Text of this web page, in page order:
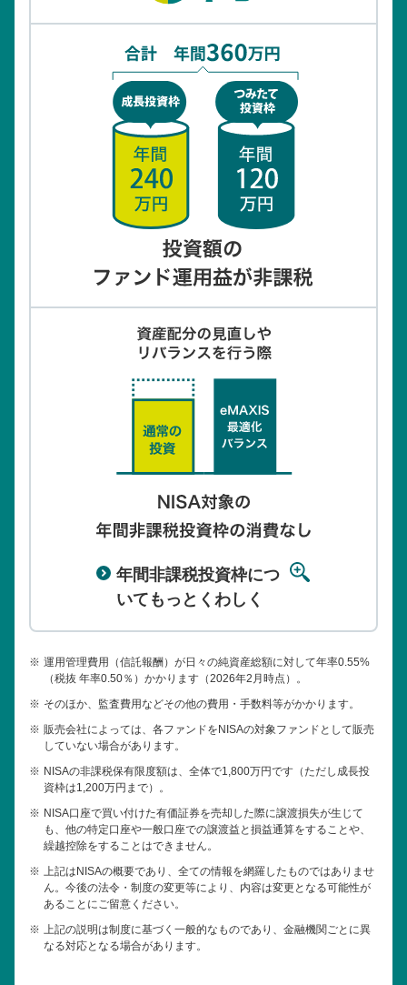
年間非課税投資枠につ
いてもっとくわしく
※ 運用管理費用（信託報酬）が日々の純資産総額に対して年率0.55%
（税抜 年率0.50％）かかります（2026年2月時点）。
※ そのほか、監査費用などその他の費用・手数料等がかかります。
※ 販売会社によっては、各ファンドをNISAの対象ファンドとして販売
していない場合があります。
※ NISAの非課税保有限度額は、全体で1,800万円です（ただし成長投
資枠は1,200万円まで）。
※ NISA口座で買い付けた有価証券を売却した際に譲渡損失が生じて
も、他の特定口座や一般口座での譲渡益と損益通算をすることや、
繰越控除をすることはできません。
※ 上記はNISAの概要であり、全ての情報を網羅したものではありませ
ん。今後の法令・制度の変更等により、内容は変更となる可能性が
あることにご留意ください。
※ 上記の説明は制度に基づく一般的なものであり、金融機関ごとに異
なる対応となる場合があります。